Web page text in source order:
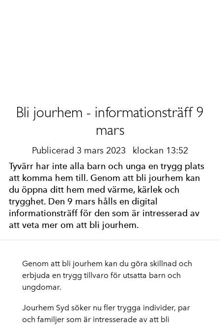
Bli jourhem - informationsträff 9
mars
Publicerad 3 mars 2023 klockan 13:52
Tyvärr har inte alla barn och unga en trygg plats
att komma hem till. Genom att bli jourhem kan
du öppna ditt hem med värme, kärlek och
trygghet. Den 9 mars hålls en digital
informationsträff för den som är intresserad av
att veta mer om att bli jourhem.
Genom att bli jourhem kan du göra skillnad och
erbjuda en trygg tillvaro för utsatta barn och
ungdomar.
Jourhem Syd söker nu fler trygga individer, par
och familjer som är intresserade av att bli